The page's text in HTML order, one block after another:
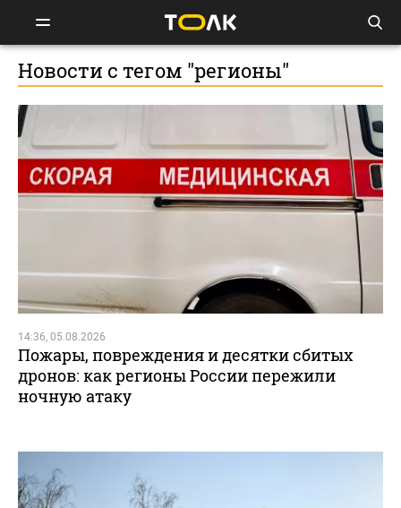
Новости с тегом "регионы"
14:36, 05.08.2026
Пожары, повреждения и десятки сбитых
дронов: как регионы России пережили
ночную атаку